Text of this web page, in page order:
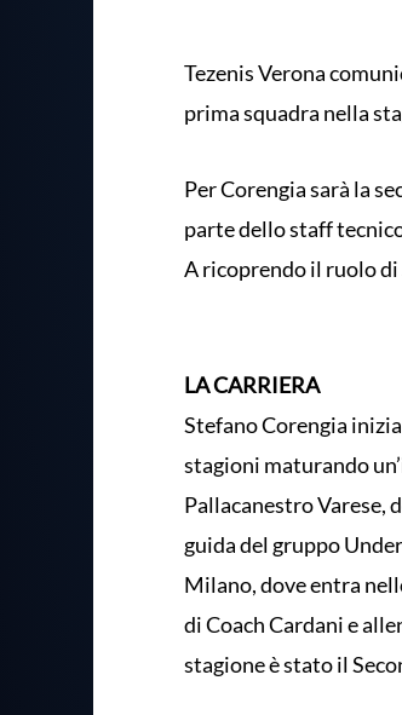
Tezenis Verona
prima squadra nella
Per Corengia sarà la
parte dello staff
A ricoprendo il ruolo
LA CARRIERA
Stefano Corengia
stagioni maturando
Pallacanestro Varese,
guida del gruppo
Milano, dove entra
di Coach Cardani e
stagione è stato il